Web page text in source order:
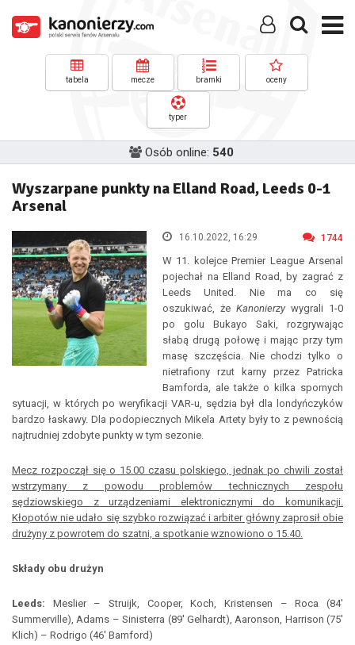
tabela mecze bramki oceny
typer
Osób online: 540
Wyszarpane punkty na Elland Road, Leeds 0-1
Arsenal
16.10.2022, 16:29 1744
W 11. kolejce Premier League Arsenal
pojechał na Elland Road, by zagrać z
Leeds United. Nie ma co się
oszukiwać, że Kanonierzywygrali 1-0
po golu Bukayo Saki, rozgrywając
słabą drugą połowę i mając przy tym
masę szczęścia. Nie chodzi tylko o
nietrafiony rzut karny przez Patricka
Bamforda, ale także o kilka spornych
sytuacji, w których po weryfikacji VAR-u, sędzia był dla londyńczyków
bardzo łaskawy. Dla podopiecznych Mikela Artety były to z pewnością
najtrudniej zdobyte punkty w tym sezonie.
Mecz rozpoczął się o 15.00 czasu polskiego, jednak po chwili został
wstrzymany z powodu problemów technicznych zespołu
sędziowskiego z urządzeniami elektronicznymi do komunikacji.
Kłopotów nie udało się szybko rozwiązać i arbiter główny zaprosił obie
drużyny z powrotem do szatni, a spotkanie wznowiono o 15.40.
Składy obu drużyn
Leeds: Meslier – Struijk, Cooper, Koch, Kristensen – Roca (84'
Summerville), Adams – Sinisterra (89' Gelhardt), Aaronson, Harrison (75'
Klich) – Rodrigo (46' Bamford)